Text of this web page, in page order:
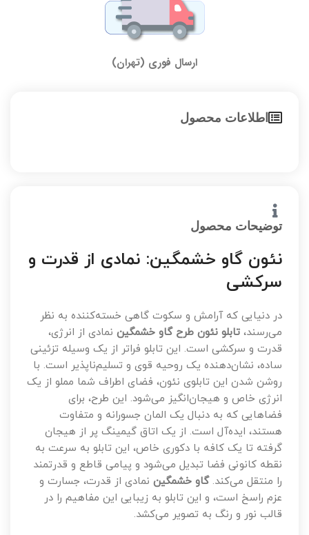
ارسال فوری (تهران)
اطلاعات محصول
توضیحات محصول
نئون گاو خشمگین: نمادی از قدرت و
سرکشی
در دنیایی که آرامش و سکوت گاهی خسته‌کننده به نظر
می‌رسند، تابلو نئون طرح گاو خشمگین نمادی از انرژی،
قدرت و سرکشی است. این تابلو فراتر از یک وسیله تزئینی
ساده، نشان‌دهنده یک روحیه قوی و تسلیم‌ناپذیر است. با
روشن شدن این تابلوی نئون، فضای اطراف شما مملو از یک
انرژی خاص و هیجان‌انگیز می‌شود. این طرح، برای
فضاهایی که به دنبال یک المان جسورانه و متفاوت
هستند، ایده‌آل است. از یک اتاق گیمینگ پر از هیجان
گرفته تا یک کافه با دکوری خاص، این تابلو به سرعت به
نقطه کانونی فضا تبدیل می‌شود و پیامی قاطع و قدرتمند
را منتقل می‌کند.گاو خشمگین نمادی از قدرت، جسارت و
عزم راسخ است، و این تابلو به زیبایی این مفاهیم را در
قالب نور و رنگ به تصویر می‌کشد.